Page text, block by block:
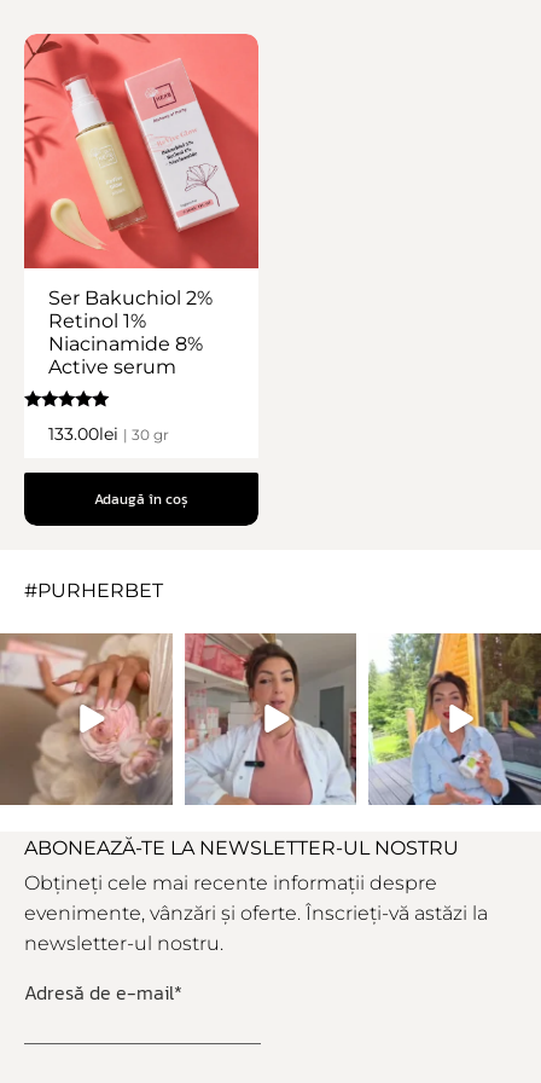
Ser Bakuchiol 2%
Retinol 1%
Niacinamide 8%
Active serum
5.00133.00lei | 30 gr
Adaugă în coș
#PURHERBET
ABONEAZĂ-TE LA NEWSLETTER-UL NOSTRU
Obțineți cele mai recente informații despre
evenimente, vânzări și oferte. Înscrieți-vă astăzi la
newsletter-ul nostru.
Adresă de e-mail*